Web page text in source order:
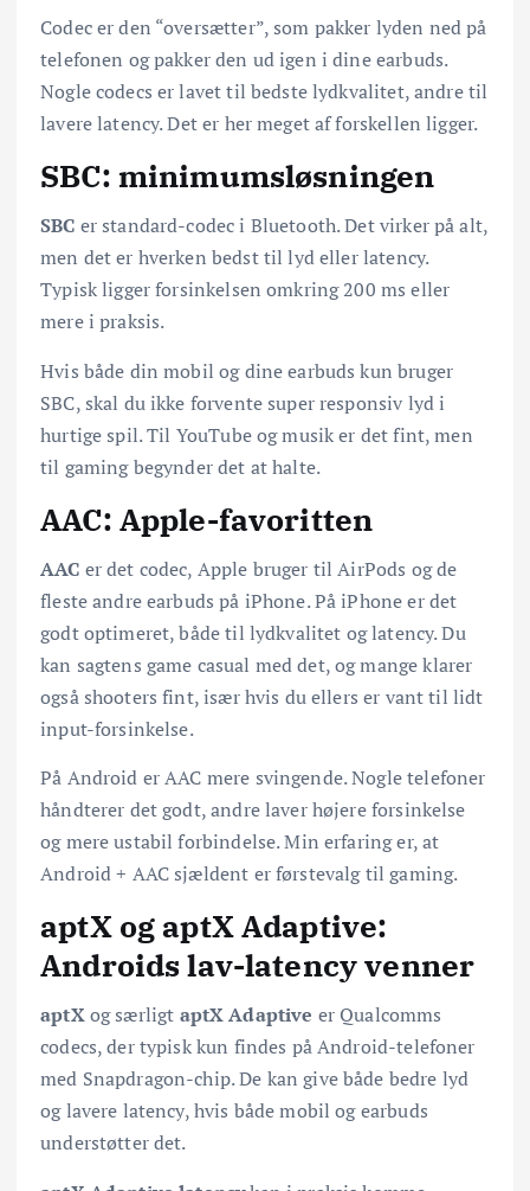
Codec er den “oversætter”, som pakker lyden ned på
telefonen og pakker den ud igen i dine earbuds.
Nogle codecs er lavet til bedste lydkvalitet, andre til
lavere latency. Det er her meget af forskellen ligger.
SBC: minimumsløsningen
SBC er standard-codec i Bluetooth. Det virker på alt,
men det er hverken bedst til lyd eller latency.
Typisk ligger forsinkelsen omkring 200 ms eller
mere i praksis.
Hvis både din mobil og dine earbuds kun bruger
SBC, skal du ikke forvente super responsiv lyd i
hurtige spil. Til YouTube og musik er det fint, men
til gaming begynder det at halte.
AAC: Apple-favoritten
AAC er det codec, Apple bruger til AirPods og de
fleste andre earbuds på iPhone. På iPhone er det
godt optimeret, både til lydkvalitet og latency. Du
kan sagtens game casual med det, og mange klarer
også shooters fint, især hvis du ellers er vant til lidt
input-forsinkelse.
På Android er AAC mere svingende. Nogle telefoner
håndterer det godt, andre laver højere forsinkelse
og mere ustabil forbindelse. Min erfaring er, at
Android + AAC sjældent er førstevalg til gaming.
aptX og aptX Adaptive:
Androids lav-latency venner
aptXog særligt aptX Adaptive er Qualcomms
codecs, der typisk kun findes på Android-telefoner
med Snapdragon-chip. De kan give både bedre lyd
og lavere latency, hvis både mobil og earbuds
understøtter det.